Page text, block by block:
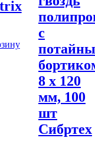
с
8 х 120
мм, 100
шт
Сибртех